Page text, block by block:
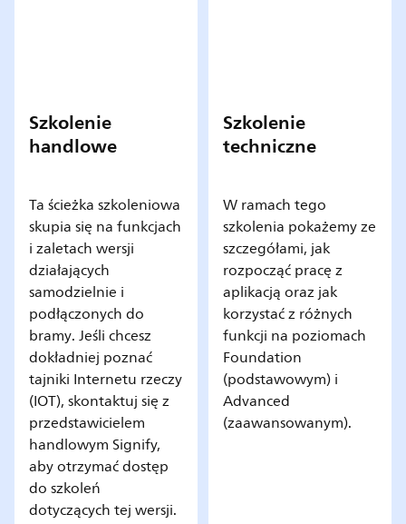
Szkolenie
handlowe
Ta ścieżka szkoleniowa
skupia się na funkcjach
i zaletach wersji
działających
samodzielnie i
podłączonych do
bramy. Jeśli chcesz
dokładniej poznać
tajniki Internetu rzeczy
(IOT), skontaktuj się z
przedstawicielem
handlowym Signify,
aby otrzymać dostęp
do szkoleń
dotyczących tej wersji.
Szkolenie
techniczne
W ramach tego
szkolenia pokażemy ze
szczegółami, jak
rozpocząć pracę z
aplikacją oraz jak
korzystać z różnych
funkcji na poziomach
Foundation
(podstawowym) i
Advanced
(zaawansowanym).